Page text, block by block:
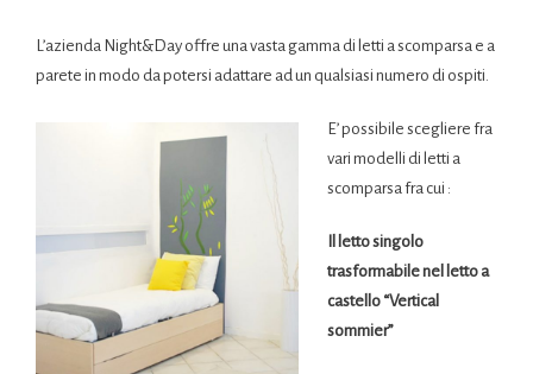
L’azienda Night&Day offre una vasta gamma di letti a scomparsa e a
parete in modo da potersi adattare ad un qualsiasi numero di ospiti.
E’ possibile scegliere fra
vari modelli di letti a
scomparsa fra cui :
Il letto singolo
trasformabile nel letto a
castello “Vertical
sommier”